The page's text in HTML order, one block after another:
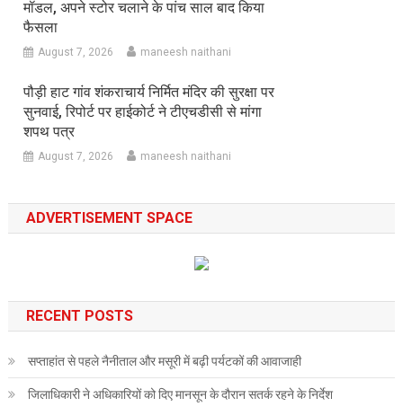
मॉडल, अपने स्टोर चलाने के पांच साल बाद किया
फैसला
August 7, 2026 maneesh naithani
पौड़ी हाट गांव शंकराचार्य निर्मित मंदिर की सुरक्षा पर
सुनवाई, रिपोर्ट पर हाईकोर्ट ने टीएचडीसी से मांगा
शपथ पत्र
August 7, 2026 maneesh naithani
ADVERTISEMENT SPACE
RECENT POSTS
सप्ताहांत से पहले नैनीताल और मसूरी में बढ़ी पर्यटकों की आवाजाही
जिलाधिकारी ने अधिकारियों को दिए मानसून के दौरान सतर्क रहने के निर्देश